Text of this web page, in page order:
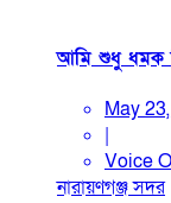
আমি শুধু ধমক
May
|
Voice
নারায়ণগঞ্জ সদর